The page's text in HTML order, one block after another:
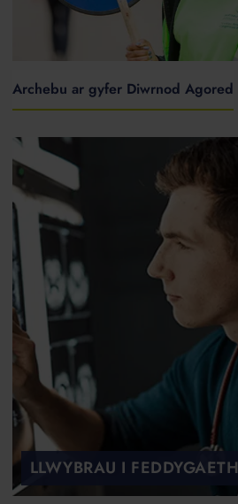
Archebu ar gyfer Diwrnod Agored
LLWYBRAU I FEDDYGAETH